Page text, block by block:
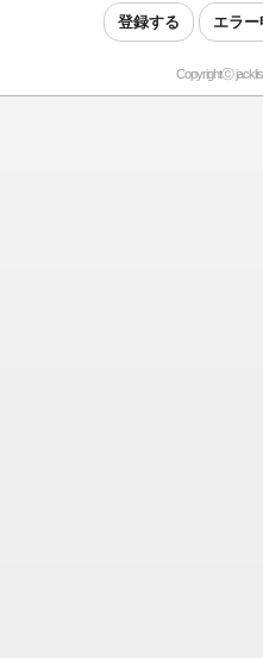
登録する エラー
Copyrightⓒ